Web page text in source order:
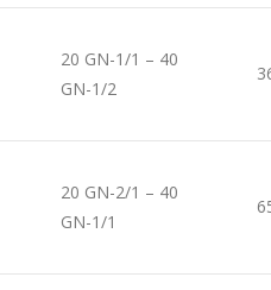
20 GN-1/1 – 40
GN-1/2
20 GN-2/1 – 40
GN-1/1